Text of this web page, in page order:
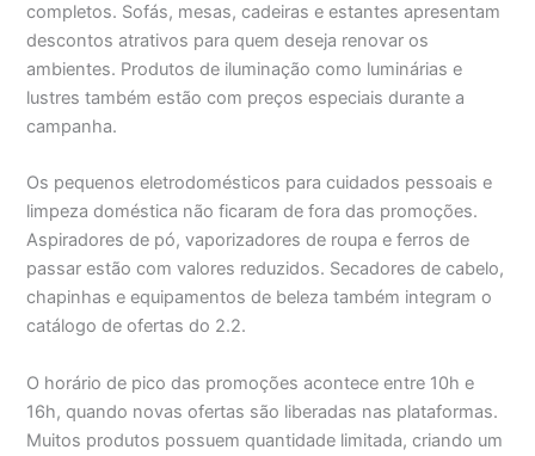
completos. Sofás, mesas, cadeiras e estantes apresentam
descontos atrativos para quem deseja renovar os
ambientes. Produtos de iluminação como luminárias e
lustres também estão com preços especiais durante a
campanha.
Os pequenos eletrodomésticos para cuidados pessoais e
limpeza doméstica não ficaram de fora das promoções.
Aspiradores de pó, vaporizadores de roupa e ferros de
passar estão com valores reduzidos. Secadores de cabelo,
chapinhas e equipamentos de beleza também integram o
catálogo de ofertas do 2.2.
O horário de pico das promoções acontece entre 10h e
16h, quando novas ofertas são liberadas nas plataformas.
Muitos produtos possuem quantidade limitada, criando um